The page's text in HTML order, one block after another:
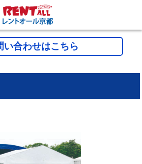
い合わせはこちら